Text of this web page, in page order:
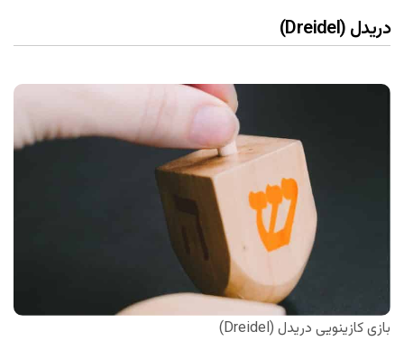
دریدل (Dreidel)
بازی کازینویی دریدل (Dreidel)